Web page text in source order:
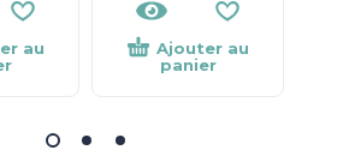
au
Ajouter au
panier